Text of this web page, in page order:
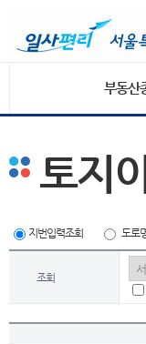
부동산
토지
지번입력조회 도로
조회